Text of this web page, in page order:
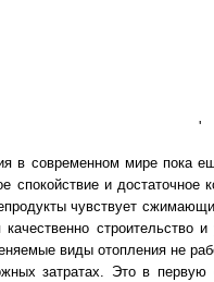
'
в современном мире пока
спокойствие и
чувствует
качественно
виды отопления не
затратах. Это в первую